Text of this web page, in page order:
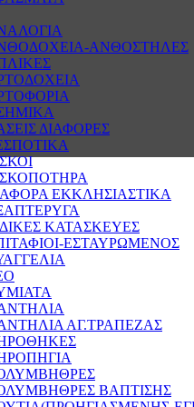
ΑΝΘΟΣΤΗΛΕΣ
ΔΙΑΦΟΡΕΣ
ΕΚΚΛΗΣΙΑΣΤΙΚΑ
ΚΑΤΑΣΚΕΥΕΣ
ΕΣΤΑΥΡΩΜΕΝΟΣ
ΑΓ.ΤΡΑΠΕΖΑΣ
ΒΑΠΤΙΣΗΣ